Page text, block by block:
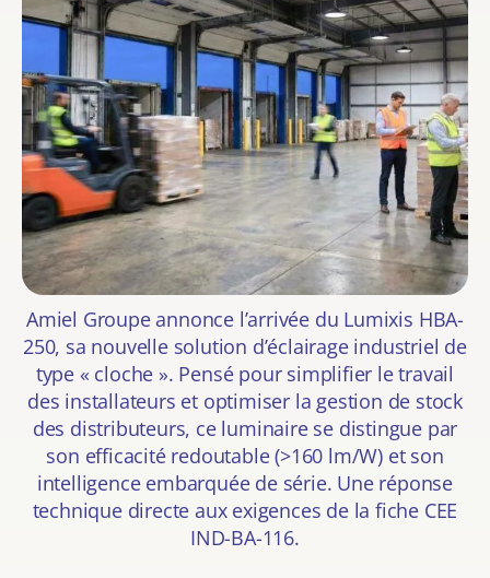
Amiel Groupe annonce l’arrivée du Lumixis HBA-
250, sa nouvelle solution d’éclairage industriel de
type « cloche ». Pensé pour simplifier le travail
des installateurs et optimiser la gestion de stock
des distributeurs, ce luminaire se distingue par
son efficacité redoutable (>160 lm/W) et son
intelligence embarquée de série. Une réponse
technique directe aux exigences de la fiche CEE
IND-BA-116.